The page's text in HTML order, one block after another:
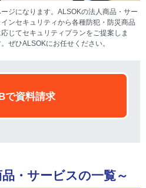
ジになります。ALSOKの法人商品・サー
ンセキュリティから各種防犯・防災商品
じてセキュリティプランをご提案しま
ぜひALSOKにお任せください。
で資料請求
・サービスの一覧～